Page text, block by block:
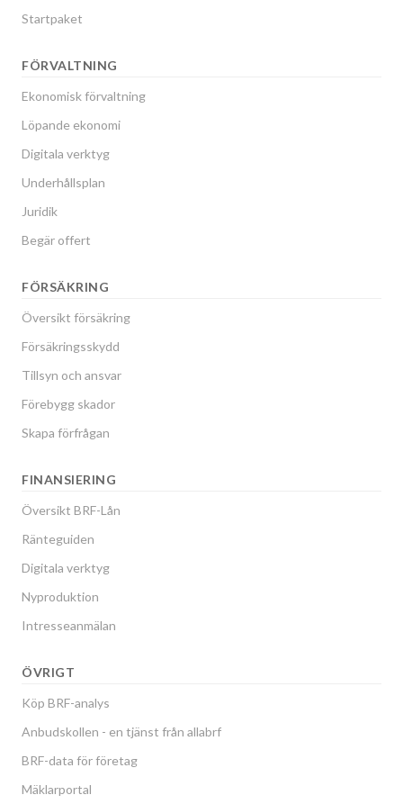
Startpaket
FÖRVALTNING
Ekonomisk förvaltning
Löpande ekonomi
Digitala verktyg
Underhållsplan
Juridik
Begär offert
FÖRSÄKRING
Översikt försäkring
Försäkringsskydd
Tillsyn och ansvar
Förebygg skador
Skapa förfrågan
FINANSIERING
Översikt BRF-Lån
Ränteguiden
Digitala verktyg
Nyproduktion
Intresseanmälan
ÖVRIGT
Köp BRF-analys
Anbudskollen - en tjänst från allabrf
BRF-data för företag
Mäklarportal